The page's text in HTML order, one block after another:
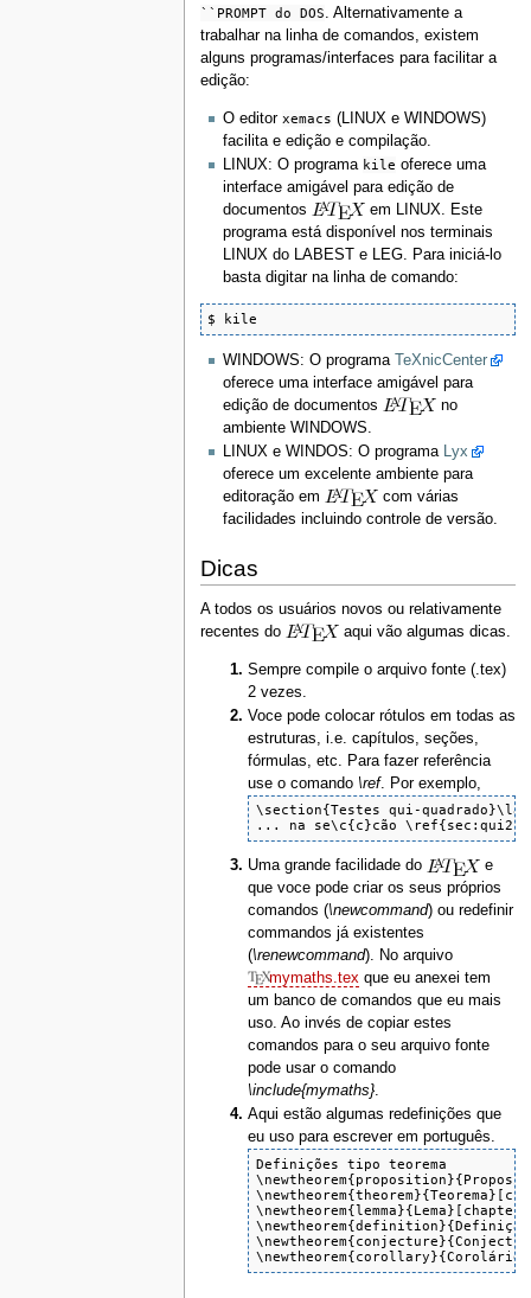
``PROMPT do DOS. Alternativamente a
trabalhar na linha de comandos, existem
alguns programas/interfaces para facilitar a
edição:
O editor xemacs (LINUX e WINDOWS)
facilita e edição e compilação.
LINUX: O programa kile oferece uma
interface amigável para edição de
documentos
em LINUX. Este
programa está disponível nos terminais
LINUX do LABEST e LEG. Para iniciá-lo
basta digitar na linha de comando:
$ kile
WINDOWS: O programa
TeXnicCenter
oferece uma interface amigável para
edição de documentos
no
ambiente WINDOWS.
LINUX e WINDOS: O programa Lyx
oferece um excelente ambiente para
editoração em
com várias
facilidades incluindo controle de versão.
Dicas
A todos os usuários novos ou relativamente
recentes do
aqui vão algumas dicas.
Sempre compile o arquivo fonte (.tex)
2 vezes.
Voce pode colocar rótulos em todas as
estruturas, i.e. capítulos, seções,
fórmulas, etc. Para fazer referência
use o comando \ref. Por exemplo,
\section{Testes qui-
... na se\c{c}cão \ref{sec:qui2}
Uma grande facilidade do
e
que voce pode criar os seus próprios
comandos (\newcommand) ou redefinir
commandos já existentes
(\renewcommand). No arquivo
mymaths.tex que eu anexei tem
um banco de comandos que eu mais
uso. Ao invés de copiar estes
comandos para o seu arquivo fonte
pode usar o comando
\include{mymaths}.
Aqui estão algumas redefinições que
eu uso para escrever em português.
Definições tipo teorema
\newtheorem{lemma}{Lema}[chapter]